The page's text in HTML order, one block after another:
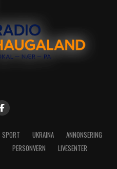
SPORT UKRAINA
ANNONSERING
PERSONVERN LIVESENTER